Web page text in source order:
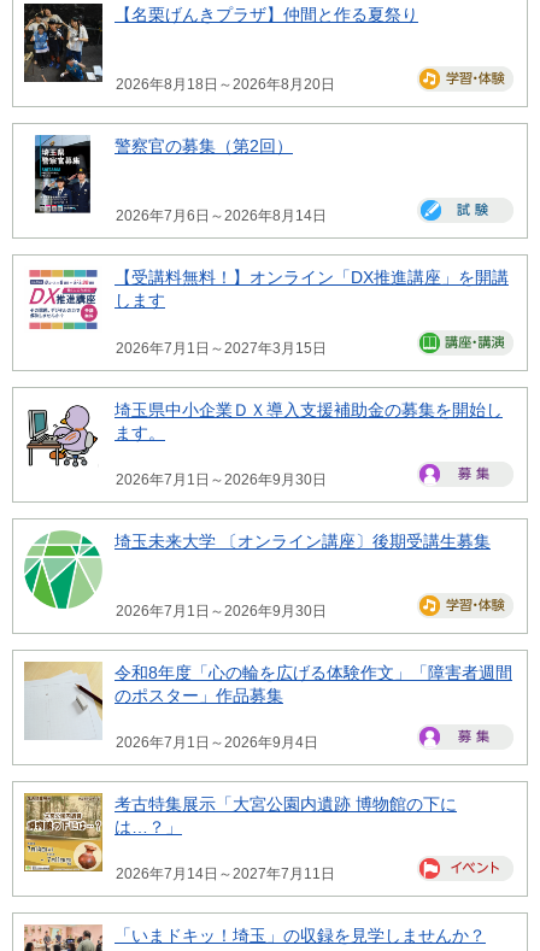
【名栗げんきプラザ】仲間と作る夏祭り
2026年8月18日～2026年8月20日
警察官の募集（第2回）
2026年7月6日～2026年8月14日
【受講料無料！】オンライン「DX推進講座」を開講
します
2026年7月1日～2027年3月15日
埼玉県中小企業ＤＸ導入支援補助金の募集を開始し
ます。
2026年7月1日～2026年9月30日
埼玉未来大学 〔オンライン講座〕後期受講生募集
2026年7月1日～2026年9月30日
令和8年度「心の輪を広げる体験作文」「障害者週間
のポスター」作品募集
2026年7月1日～2026年9月4日
考古特集展示「大宮公園内遺跡 博物館の下に
は…？」
2026年7月14日～2027年7月11日
「いまドキッ！埼玉」の収録を見学しませんか？